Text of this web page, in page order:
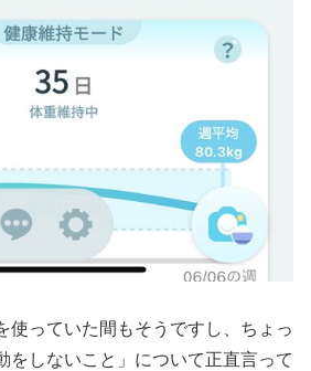
使っていた間もそうですし、ちょっ
をしないこと」について正直言って